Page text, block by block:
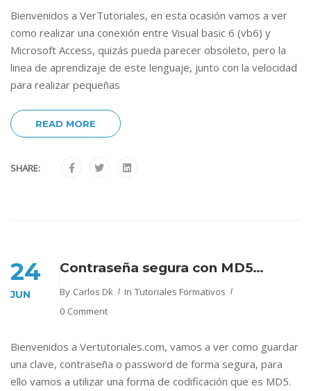
Bienvenidos a VerTutoriales, en esta ocasión vamos a ver
como realizar una conexión entre Visual basic 6 (vb6) y
Microsoft Access, quizás pueda parecer obsoleto, pero la
linea de aprendizaje de este lenguaje, junto con la velocidad
para realizar pequeñas
READ MORE
SHARE:
24
JUN
Contraseña segura con MD5…
By Carlos Dk In Tutoriales Formativos
0 Comment
Bienvenidos a Vertutoriales.com, vamos a ver como guardar
una clave, contraseña o password de forma segura, para
ello vamos a utilizar una forma de codificación que es MD5.